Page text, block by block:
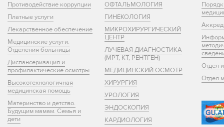
Противодействие коррупции
Платные услуги
Лекарственное обеспечение
Медицинские услуги.
Отделения больницы
Диспансеризация и
профилактические осмотры
Высокотехнологичная
медицинская помощь
Материнство и детство.
Будущим мамам. Семья и
дети
ОФТАЛЬМОЛОГИЯ
ГИНЕКОЛОГИЯ
МИКРОХИРУРГИЧЕСКИЙ
ЦЕНТР
ЛУЧЕВАЯ ДИАГНОСТИКА
(МРТ, КТ, РЕНТГЕН)
МЕДИЦИНСКИЙ ОСМОТР
ХИРУРГИЯ
УРОЛОГИЯ
ЭНДОСКОПИЯ
КАРДИОЛОГИЯ
Отдел
Отдел